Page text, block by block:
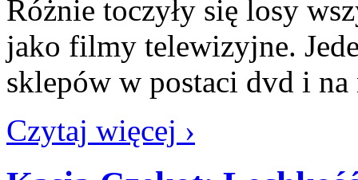
Różnie toczyły się losy
jako filmy telewizyjne.
sklepów w postaci dvd i
Czytaj więcej ›